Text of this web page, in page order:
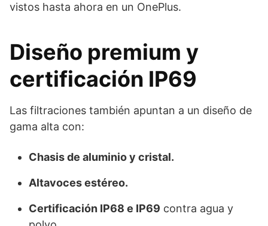
vistos hasta ahora en un OnePlus.
Diseño premium y
certificación IP69
Las filtraciones también apuntan a un diseño de
gama alta con:
Chasis de aluminio y cristal.
Altavoces estéreo.
Certificación IP68 e IP69 contra agua y